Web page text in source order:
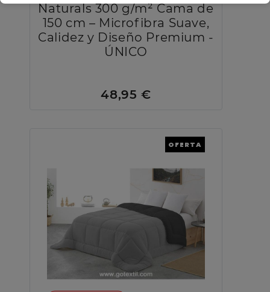
Naturals 300 g/m² Cama de
150 cm – Microfibra Suave,
Calidez y Diseño Premium -
ÚNICO
48,95 €
OFERTA